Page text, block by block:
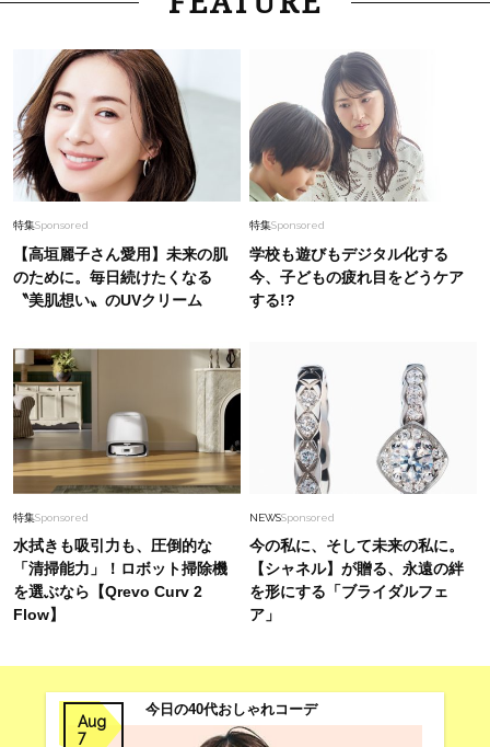
特集Sponsored
【高垣麗子さん愛用】未来の肌
のために。毎日続けたくなる
〝美肌想い〟のUVクリーム
特集Sponsored
学校も遊びもデジタル化する
今、子どもの疲れ目をどうケア
する!?
特集Sponsored
水拭きも吸引力も、圧倒的な
「清掃能力」！ロボット掃除機
を選ぶなら【Qrevo Curv 2
Flow】
NEWSSponsored
今の私に、そして未来の私に。
【シャネル】が贈る、永遠の絆
を形にする「ブライダルフェ
ア」
Aug
7
今日の40代おしゃれコーデ